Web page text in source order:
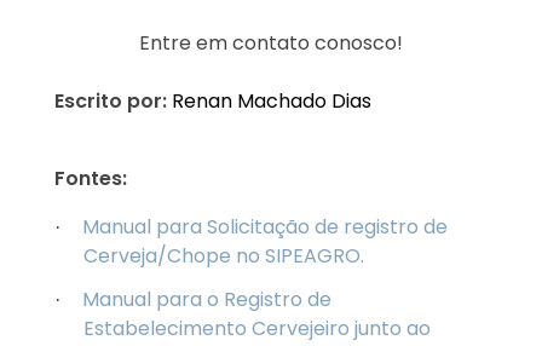
Entre em contato conosco!
Escrito por: Renan Machado Dias
Fontes:
·
Manual para Solicitação de registro de
Cerveja/Chope no SIPEAGRO.
·
Manual para o Registro de
Estabelecimento Cervejeiro junto ao